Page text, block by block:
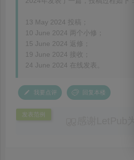
13 May 2024 投稿；
10 June 2024 两个小修；
15 June 2024 返修；
19 June 2024 接收；
24 June 2024 在线发表。
我要点评 回复本楼
发表范例
感谢
务。编辑结合
效应及界面电